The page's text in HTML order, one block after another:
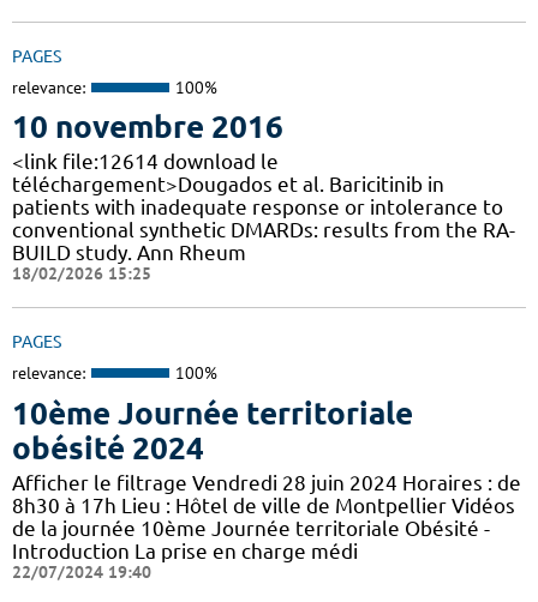
PAGES
relevance: 100%
10 novembre 2016
<link file:12614 download le
téléchargement>Dougados et al. Baricitinib in
patients with inadequate response or intolerance to
conventional synthetic DMARDs: results from the RA-
BUILD study. Ann Rheum
18/02/2026 15:25
PAGES
relevance: 100%
10ème Journée territoriale
obésité 2024
Afficher le filtrage Vendredi 28 juin 2024 Horaires : de
8h30 à 17h Lieu : Hôtel de ville de Montpellier Vidéos
de la journée 10ème Journée territoriale Obésité -
Introduction La prise en charge médi
22/07/2024 19:40